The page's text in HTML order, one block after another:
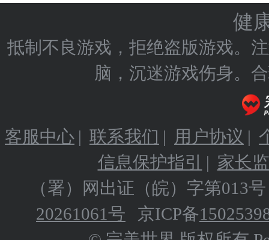
健
抵制不良游戏，拒绝盗版游戏。
脑，沉迷游戏伤身。
客服中心 | 联系我们 | 用户协议 |
信息保护指引
| 家长
（署）网出证（皖）字第013号
20261061号
京ICP备